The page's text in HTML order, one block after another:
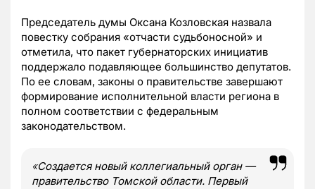
Председатель думы Оксана Козловская назвала
повестку собрания «отчасти судьбоносной» и
отметила, что пакет губернаторских инициатив
поддержало подавляющее большинство депутатов.
По ее словам, законы о правительстве завершают
формирование исполнительной власти региона в
полном соответствии с федеральным
законодательством.
«Создается новый коллегиальный орган —
правительство Томской области. Первый